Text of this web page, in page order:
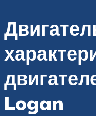
Logan